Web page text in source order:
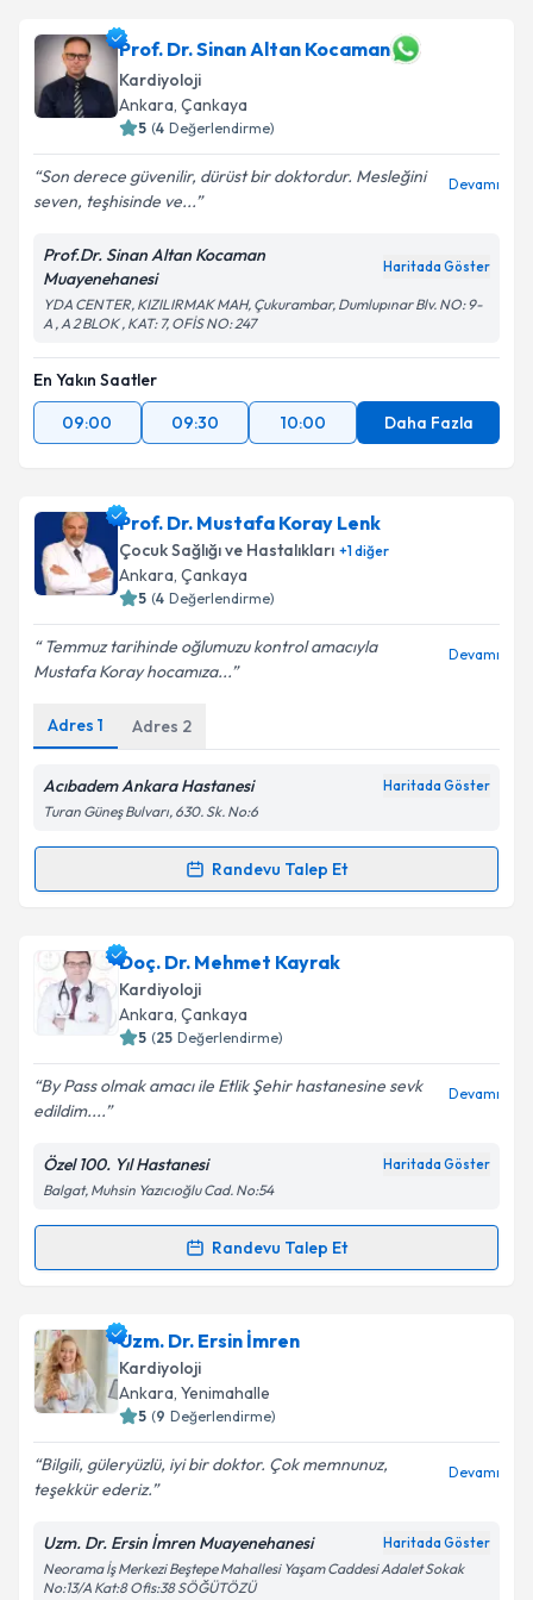
Prof. Dr. Sinan Altan Kocaman
Kardiyoloji
Ankara, Çankaya
5 (4 Değerlendirme)
Son derece güvenilir, dürüst bir doktordur. Mesleğini
seven, teşhisinde ve...
Devamı
Prof.Dr. Sinan Altan Kocaman
Muayenehanesi
Haritada Göster
YDA CENTER, KIZILIRMAK MAH, Çukurambar, Dumlupınar Blv. NO: 9-
A , A 2 BLOK , KAT: 7, OFİS NO: 247
En Yakın Saatler
09:00
09:30 10:00 Daha Fazla
Prof. Dr. Mustafa Koray Lenk
Çocuk Sağlığı ve Hastalıkları +1diğer
Ankara, Çankaya
5 (4 Değerlendirme)
Temmuz tarihinde oğlumuzu kontrol amacıyla
Mustafa Koray hocamıza...
Devamı
Adres 1 Adres 2
Acıbadem Ankara Hastanesi Haritada Göster
Turan Güneş Bulvarı, 630. Sk. No:6
Randevu Talep Et
Randevu Takvimi Talebi
Prof. Dr. Mustafa Koray Lenkiçin randevu takvimi
talebi oluşturun. Size bu uzmandan randevu almanız
için bir takvim hazırlandığında e-posta ile
bilgilendireceğiz.
E-posta Adresiniz
Kişisel verilerimin işlenmesine ilişkin
Metni'ni okudum ve kişisel verilerimin belirtilen
kapsamda işlenmesini kabul ediyorum.
Doç. Dr. Mehmet Kayrak
Kardiyoloji
Ankara, Çankaya
5 (25 Değerlendirme)
By Pass olmak amacı ile Etlik Şehir hastanesine sevk
edildim....
Devamı
Özel 100. Yıl Hastanesi Haritada Göster
Balgat, Muhsin Yazıcıoğlu Cad. No:54
Randevu Talep Et
Randevu Takvimi Talebi
Doç. Dr. Mehmet Kayrakiçin randevu takvimi talebi
oluşturun. Size bu uzmandan randevu almanız için bir
takvim hazırlandığında e-posta ile bilgilendireceğiz.
Kişisel verilerimin işlenmesine ilişkin
Aydınlatma
Metni'ni okudum ve kişisel verilerimin belirtilen
Uzm. Dr. Ersin İmren
Kardiyoloji
Ankara, Yenimahalle
5 (9 Değerlendirme)
Bilgili, güleryüzlü, iyi bir doktor. Çok memnunuz,
teşekkür ederiz.
Devamı
Uzm. Dr. Ersin İmren Muayenehanesi Haritada Göster
Neorama İş Merkezi Beştepe Mahallesi Yaşam Caddesi Adalet Sokak
No:13/A Kat:8 Ofis:38 SÖĞÜTÖZÜ